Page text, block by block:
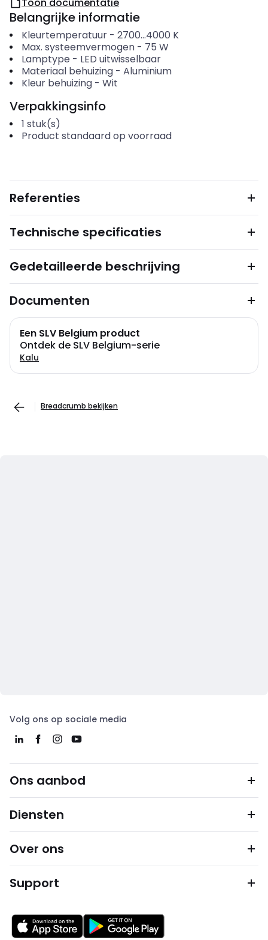
Belangrijke informatie
Kleurtemperatuur- 2700...4000 K
Max. systeemvermogen- 75 W
Lamptype - LED uitwisselbaar
Materiaal behuizing- Aluminium
Kleur behuizing- Wit
Verpakkingsinfo
1 stuk(s)
Product standaard op voorraad
Referenties
Technische specificaties
Gedetailleerde beschrijving
Documenten
Een SLV Belgium product
Ontdek de SLV Belgium-serie
Kalu
Breadcrumb bekijken
Volg ons op sociale media
Ons aanbod
Diensten
Over ons
Support